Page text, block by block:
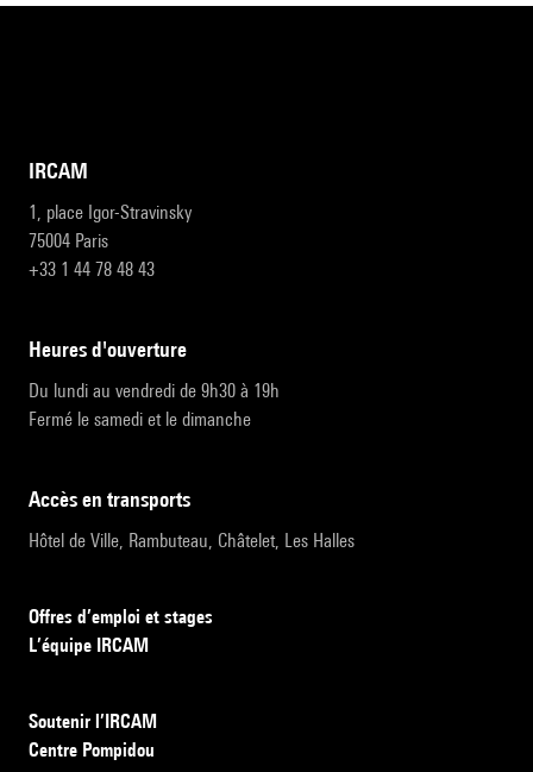
IRCAM
1, place Igor-Stravinsky
75004 Paris
+33 1 44 78 48 43
heures d'ouverture
Du lundi au vendredi de 9h30 à 19h
Fermé le samedi et le dimanche
accès en transports
Hôtel de Ville, Rambuteau, Châtelet, Les Halles
Offres d’emploi et stages
L’équipe IRCAM
Soutenir l’IRCAM
Centre Pompidou